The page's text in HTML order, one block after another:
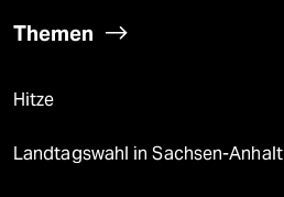
Themen
Hitze
Landtagswahl in Sachsen-Anhalt